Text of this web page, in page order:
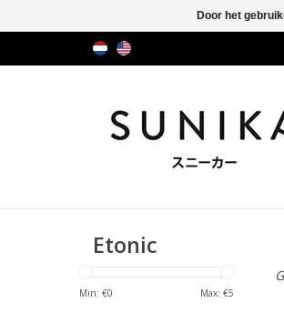
Etonic
Min: €0 Max: €5
Door het